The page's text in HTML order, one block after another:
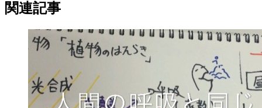
関連記事